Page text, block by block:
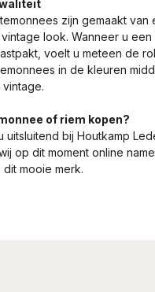
zijn gemaakt van
look. Wanneer u een
voelt u meteen de
in de kleuren
of riem kopen?
uitsluitend bij Houtkamp
op dit moment online
mooie merk.